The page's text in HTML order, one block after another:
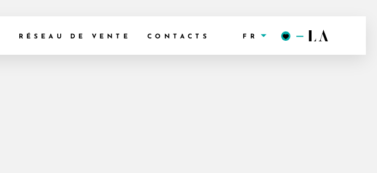
RÉSEAU DE VENTE CONTACTS FR